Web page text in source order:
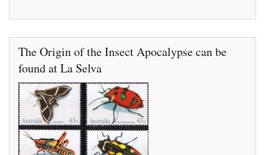
The Origin of the Insect Apocalypse can be
found at La Selva